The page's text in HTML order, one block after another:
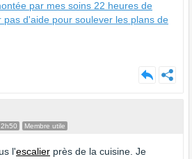
Membre utile
l'escalier près de la cuisine. Je